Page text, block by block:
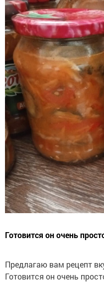
Готовится он очень
Предлагаю вам рецепт
Готовится он очень